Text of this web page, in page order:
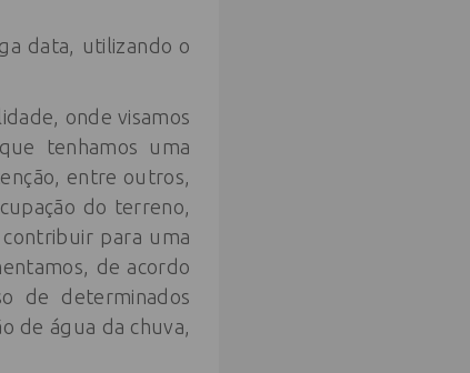
data, utilizando o
onde visamos
tenhamos uma
entre outros,
do terreno,
para uma
de acordo
de determinados
de água da chuva,